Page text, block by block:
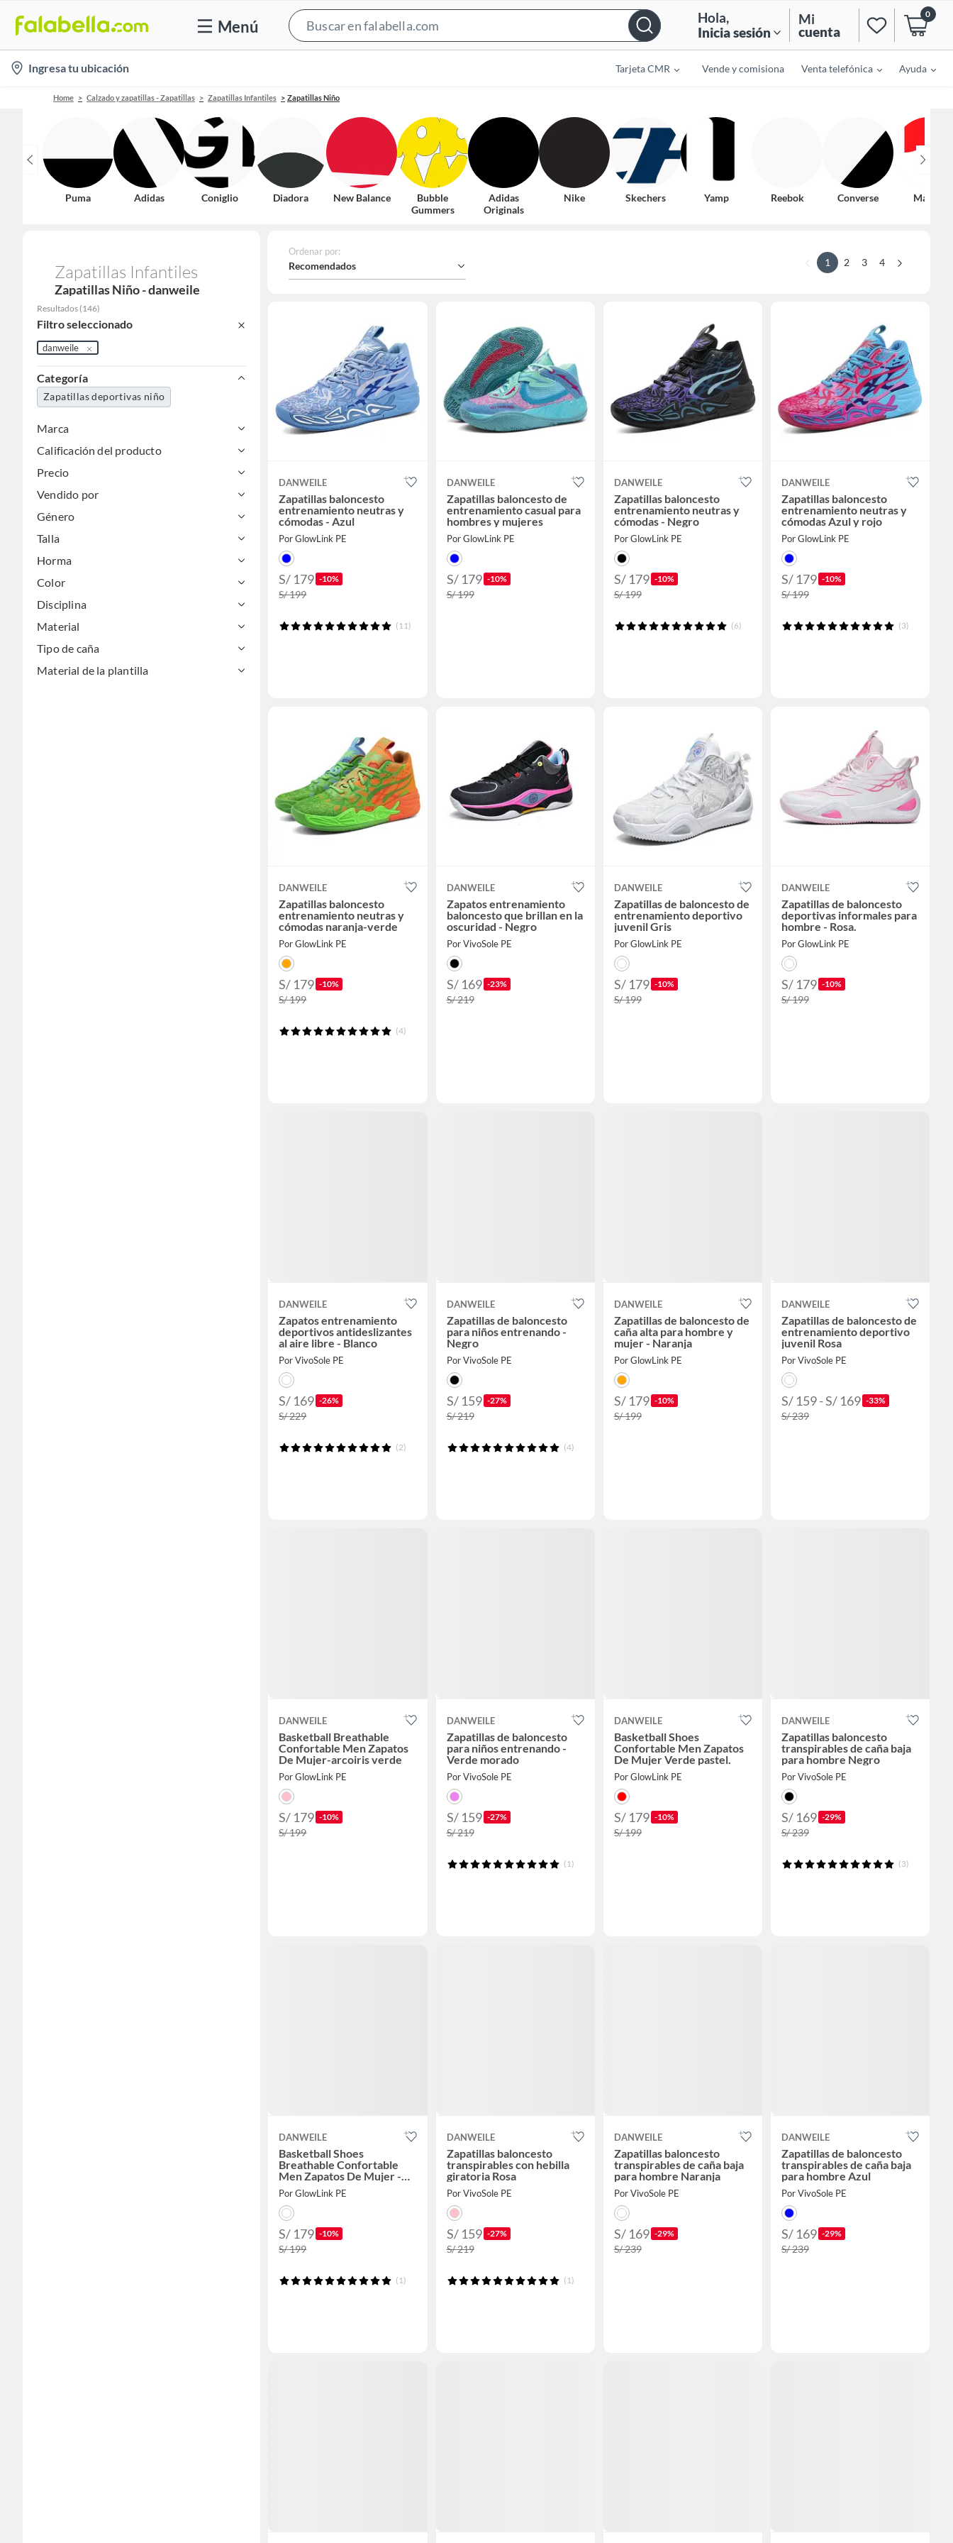
Menú
Bar
Hola,
Inicia sesión
Mi
cuenta
0
location-
icon
Ingresa tu ubicación Tarjeta CMR Vende y comisiona Venta telefónica Ayuda
Home Calzado y zapatillas - Zapatillas Zapatillas Infantiles Zapatillas Niño
Puma Adidas Coniglio Diadora New Balance
Bubble
Gummers
Adidas
Originals
Nike Skechers Yamp Reebok Converse Marvel
Zapatillas Infantiles
Zapatillas Niño - danweile
Resultados (146)
Filtro seleccionado
danweile
Categoría
Zapatillas deportivas niño
Marca
Calificación del producto
Precio
Vendido por
Género
Talla
Horma
Color
Disciplina
Material
Tipo de caña
Material de la plantilla
Ordenar por:
Recomendados 1 2 3 4
DANWEILE
Zapatillas baloncesto
entrenamiento neutras y
cómodas - Azul
Por GlowLink PE
S/ 179 -10%
S/ 199
(11)
DANWEILE
Zapatillas baloncesto de
entrenamiento casual para
hombres y mujeres
Por GlowLink PE
S/ 179 -10%
S/ 199
DANWEILE
Zapatillas baloncesto
entrenamiento neutras y
cómodas - Negro
Por GlowLink PE
S/ 179 -10%
S/ 199
(6)
DANWEILE
Zapatillas baloncesto
entrenamiento neutras y
cómodas Azul y rojo
Por GlowLink PE
S/ 179 -10%
S/ 199
(3)
DANWEILE
Zapatillas baloncesto
entrenamiento neutras y
cómodas naranja-verde
Por GlowLink PE
S/ 179 -10%
S/ 199
(4)
DANWEILE
Zapatos entrenamiento
baloncesto que brillan en la
oscuridad - Negro
Por VivoSole PE
S/ 169 -23%
S/ 219
DANWEILE
Zapatillas de baloncesto de
entrenamiento deportivo
juvenil Gris
Por GlowLink PE
S/ 179 -10%
S/ 199
DANWEILE
Zapatillas de baloncesto
deportivas informales para
hombre - Rosa.
Por GlowLink PE
S/ 179 -10%
S/ 199
DANWEILE
Zapatos entrenamiento
deportivos antideslizantes
al aire libre - Blanco
Por VivoSole PE
S/ 169 -26%
S/ 229
(2)
DANWEILE
Zapatillas de baloncesto
para niños entrenando -
Negro
Por VivoSole PE
S/ 159 -27%
S/ 219
(4)
DANWEILE
Zapatillas de baloncesto de
caña alta para hombre y
mujer - Naranja
Por GlowLink PE
S/ 179 -10%
S/ 199
DANWEILE
Zapatillas de baloncesto de
entrenamiento deportivo
juvenil Rosa
Por VivoSole PE
S/ 159 - S/ 169 -33%
S/ 239
DANWEILE
Basketball Breathable
Confortable Men Zapatos
De Mujer-arcoiris verde
Por GlowLink PE
S/ 179 -10%
S/ 199
DANWEILE
Zapatillas de baloncesto
para niños entrenando -
Verde morado
Por VivoSole PE
S/ 159 -27%
S/ 219
(1)
DANWEILE
Basketball Shoes
Confortable Men Zapatos
De Mujer Verde pastel.
Por GlowLink PE
S/ 179 -10%
S/ 199
DANWEILE
Zapatillas baloncesto
transpirables de caña baja
para hombre Negro
Por VivoSole PE
S/ 169 -29%
S/ 239
(3)
DANWEILE
Basketball Shoes
Breathable Confortable
Men Zapatos De Mujer -
Blanco
Por GlowLink PE
S/ 179 -10%
S/ 199
(1)
DANWEILE
Zapatillas baloncesto
transpirables con hebilla
giratoria Rosa
Por VivoSole PE
S/ 159 -27%
S/ 219
(1)
DANWEILE
Zapatillas baloncesto
transpirables de caña baja
para hombre Naranja
Por VivoSole PE
S/ 169 -29%
S/ 239
DANWEILE
Zapatillas de baloncesto
transpirables de caña baja
para hombre Azul
Por VivoSole PE
S/ 169 -29%
S/ 239